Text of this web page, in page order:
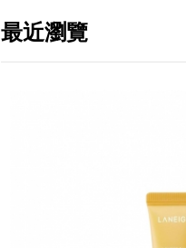
最近瀏覽